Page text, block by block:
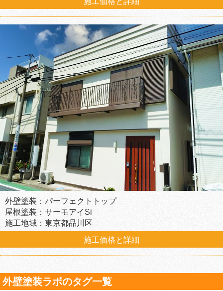
外壁塗装：パーフェクトトップ
屋根塗装：サーモアイSi
施工地域：東京都品川区
施工価格と詳細
外壁塗装ラボのタグ一覧